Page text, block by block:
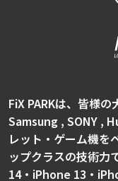
FiX PARKは、皆様
Samsung , SONY ,
レット・ゲーム機を
ップクラスの技術力
14・iPhone 13・